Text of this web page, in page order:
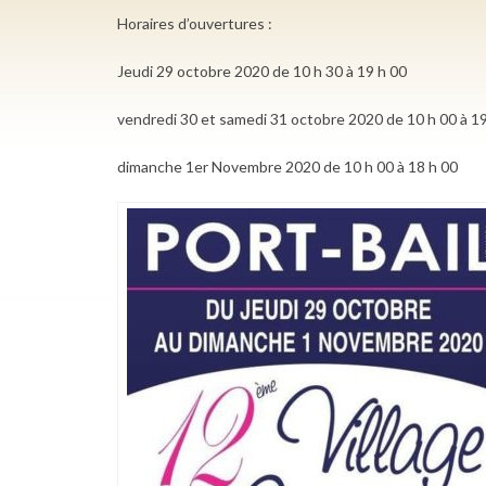
Horaires d’ouvertures :
Jeudi 29 octobre 2020 de 10 h 30 à 19 h 00
vendredi 30 et samedi 31 octobre 2020 de 10 h 00 à
dimanche 1er Novembre 2020 de 10 h 00 à 18 h 00